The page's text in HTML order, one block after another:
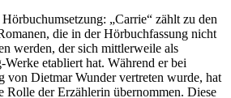
„Carrie“ zählt zu den
die in der Hörbuchfassung nicht
werden, der sich mittlerweile als
Werke etabliert hat. Während er bei
von Dietmar Wunder vertreten wurde, hat
Rolle der Erzählerin übernommen. Diese